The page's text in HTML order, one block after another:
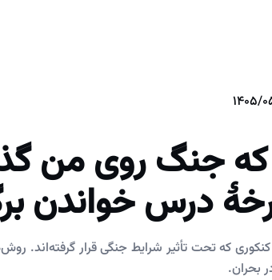
که جنگ روی من
درس خواندن
که تحت تأثیر شرایط جنگی قرار گرفته‌اند.
بحران.